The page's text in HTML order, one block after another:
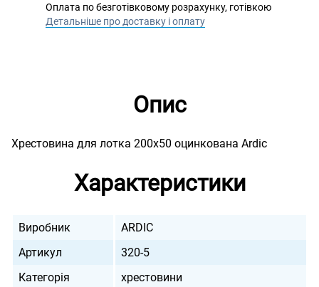
Оплата по безготівковому розрахунку, готівкою
Детальніше про доставку і оплату
Опис
Хрестовина для лотка 200х50 оцинкована Ardic
Характеристики
Виробник
ARDIC
Артикул
320-5
Категорія
хрестовини